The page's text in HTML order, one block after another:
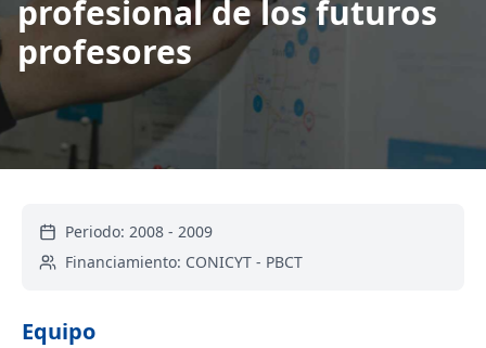
profesional de los futuros
profesores
Periodo: 2008 - 2009
Financiamiento: CONICYT - PBCT
Equipo